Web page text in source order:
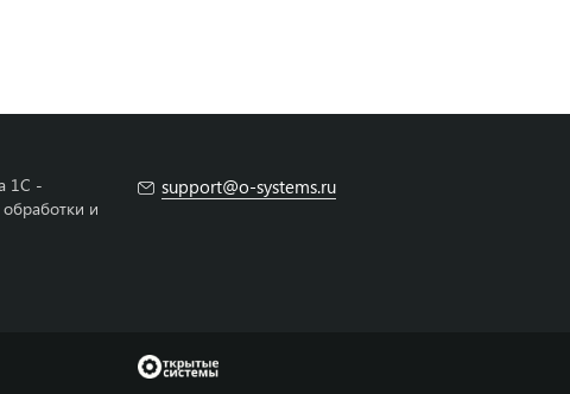
1С -
и
support@o-systems.ru